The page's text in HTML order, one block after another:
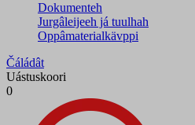
Dokumenteh
Jurgâleijeeh já tuulhah
Oppâmaterialkävppi
Čáládât
Uástuskoori
0